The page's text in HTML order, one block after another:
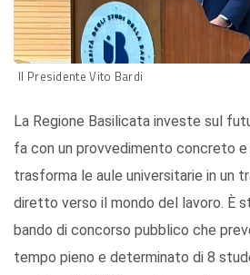
Il Presidente Vito Bardi
La Regione Basilicata investe sul
fa con un provvedimento concreto e
trasforma le aule universitarie in un
diretto verso il mondo del lavoro. È
bando di concorso pubblico che
tempo pieno e determinato di 8